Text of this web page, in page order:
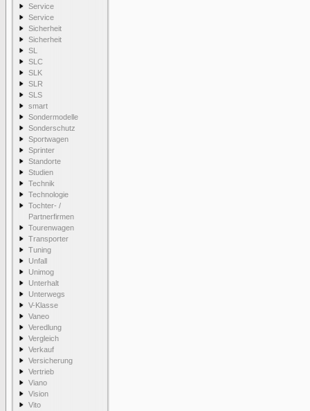
Service
Service
Sicherheit
Sicherheit
SL
SLC
SLK
SLR
SLS
smart
Sondermodelle
Sonderschutz
Sportwagen
Sprinter
Standorte
Studien
Technik
Technologie
Tochter- /
Partnerfirmen
Tourenwagen
Transporter
Tuning
Unfall
Unimog
Unterhalt
Unterwegs
V-Klasse
Vaneo
Veredlung
Vergleich
Verkauf
Versicherung
Vertrieb
Viano
Vision
Vito